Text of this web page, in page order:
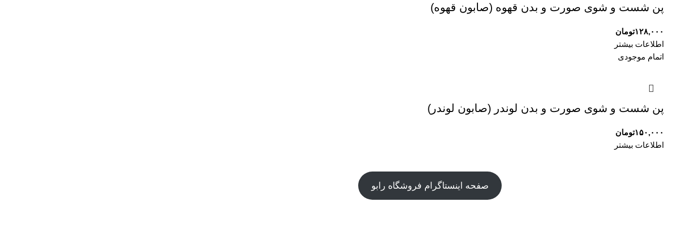
پن شست و شوی صورت و بدن قهوه (صابون قهوه)
۱۲۸,۰۰۰تومان
اطلاعات بیشتر
اتمام موجودی
پن شست و شوی صورت و بدن لوندر (صابون لوندر)
۱۵۰,۰۰۰تومان
اطلاعات بیشتر
صفحه اینستاگرام فروشگاه رابو